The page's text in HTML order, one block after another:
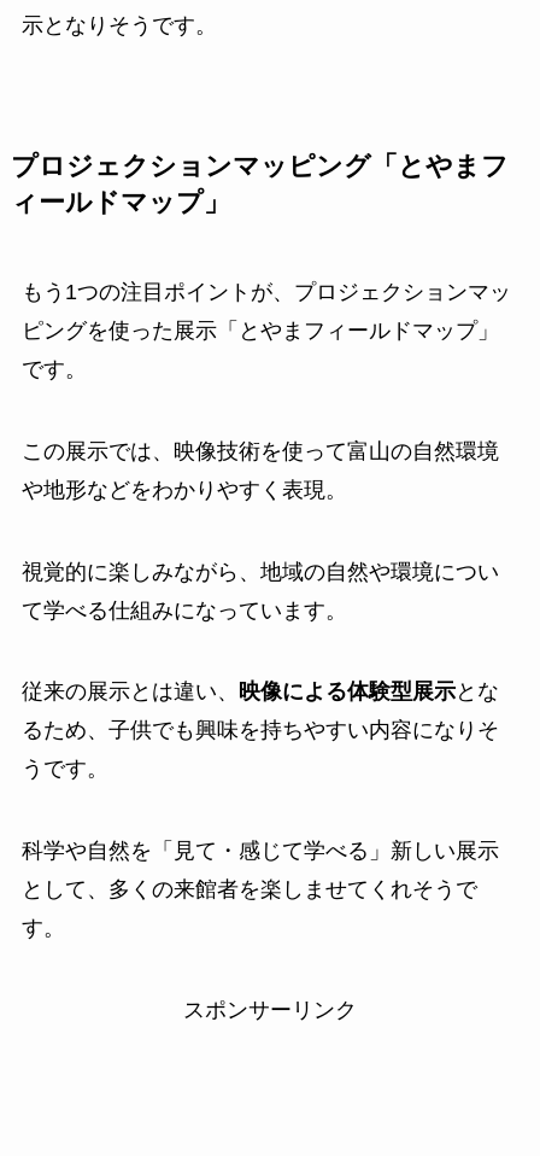
示となりそうです。
プロジェクションマッピング「とやまフ
ィールドマップ」
もう1つの注目ポイントが、プロジェクションマッ
ピングを使った展示「とやまフィールドマップ」
です。
この展示では、映像技術を使って富山の自然環境
や地形などをわかりやすく表現。
視覚的に楽しみながら、地域の自然や環境につい
て学べる仕組みになっています。
従来の展示とは違い、 映像による体験型展示とな
るため、子供でも興味を持ちやすい内容になりそ
うです。
科学や自然を「見て・感じて学べる」新しい展示
として、多くの来館者を楽しませてくれそうで
す。
スポンサーリンク